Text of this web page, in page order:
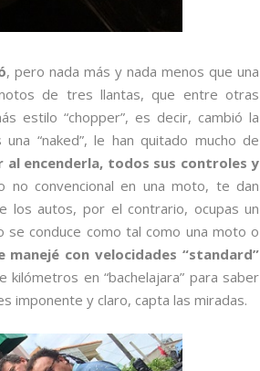
, pero nada más y nada menos que una
de tres llantas, que entre otras
estilo “chopper”, es decir, cambió la
“naked”, le han quitado mucho de
al encenderla, todos sus controles y
no convencional en una moto, te dan
los autos, por el contrario, ocupas un
se conduce como tal como una moto o
manejé con velocidades “standard”
en “bachelajara” para saber
imponente y claro, capta las miradas.